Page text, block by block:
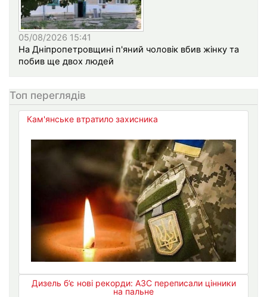
05/08/2026 15:41
На Дніпропетровщині п'яний чоловік вбив жінку та
побив ще двох людей
Топ переглядів
Кам'янське втратило захисника
Дизель б’є нові рекорди: АЗС переписали цінники
на пальне